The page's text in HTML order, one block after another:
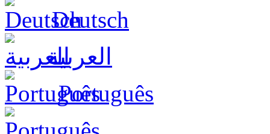
Deutsch
العربية
Português